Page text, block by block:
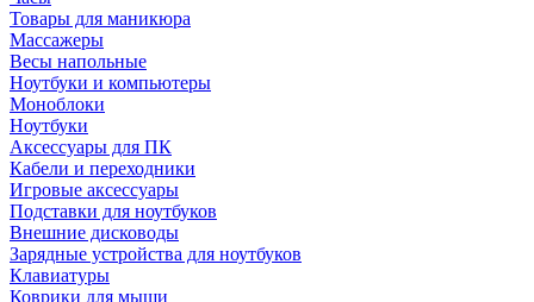
Товары для маникюра
Массажеры
Весы напольные
Ноутбуки и компьютеры
Моноблоки
Ноутбуки
Аксессуары для ПК
Кабели и переходники
Игровые аксессуары
Подставки для ноутбуков
Внешние дисководы
Зарядные устройства для ноутбуков
Клавиатуры
Коврики для мыши